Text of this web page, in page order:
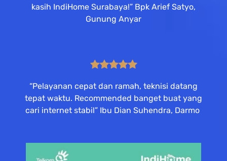
kasih IndiHome Surabaya!” Bpk Arief Satyo,
Gunung Anyar
“Pelayanan cepat dan ramah, teknisi datang
tepat waktu. Recommended banget buat yang
cari internet stabil” Ibu Dian Suhendra, Darmo